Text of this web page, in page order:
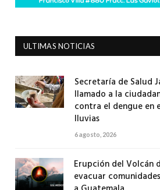
ULTIMAS NOTICIAS
Secretaría de Salud
llamado a la
contra el dengue en
lluvias
6 agosto, 2026
Erupción del Volcán
evacuar